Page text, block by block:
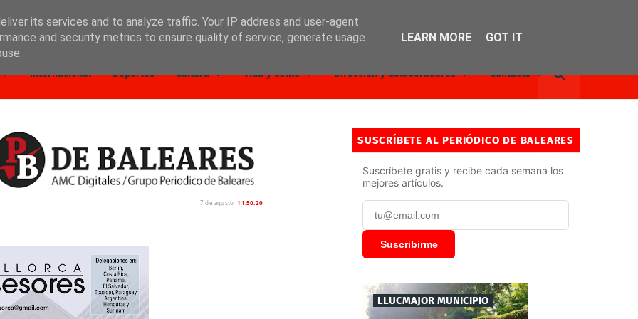
Internacional Deportes Cultura Vida y estilo Dirección y Colaboradores Contacto
7 de agosto 11:50:21
SUSCRÍBETE AL PERIÓDICO DE BALEARES
Suscríbete gratis y recibe cada semana los
mejores artículos.
Suscribirme
LLUCMAJOR MUNICIPIO
its services and to analyze traffic. Your IP address and user-agent
and security metrics to ensure quality of service, generate usage
LEARN MORE GOT IT